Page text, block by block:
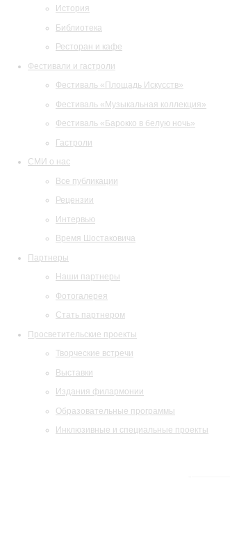
История
Библиотека
Ресторан и кафе
Фестивали и гастроли
Фестиваль «Площадь Искусств»
Фестиваль «Музыкальная коллекция»
Фестиваль «Барокко в белую ночь»
Гастроли
СМИ о нас
Все публикации
Рецензии
Интервью
Время Шостаковича
Партнеры
Наши партнеры
Фотогалерея
Стать партнером
Просветительские проекты
Творческие встречи
Выставки
Издания филармонии
Образовательные программы
Инклюзивные и специальные проекты